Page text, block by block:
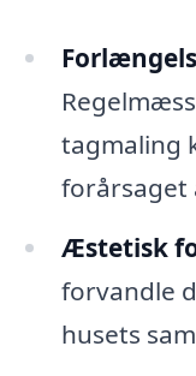
tagmaling
forårsaget
Æstetisk
forvandle
husets